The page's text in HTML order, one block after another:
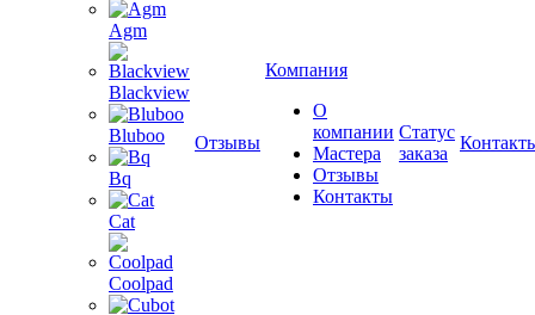
Agm
Blackview
Bluboo
Bq
Cat
Coolpad
Отзывы
Компания
О
компании
Мастера
Отзывы
Контакты
Статус
заказа